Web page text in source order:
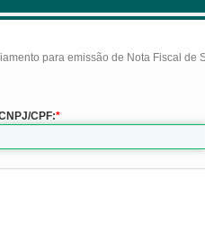
para emissão de Nota Fiscal
CPF: